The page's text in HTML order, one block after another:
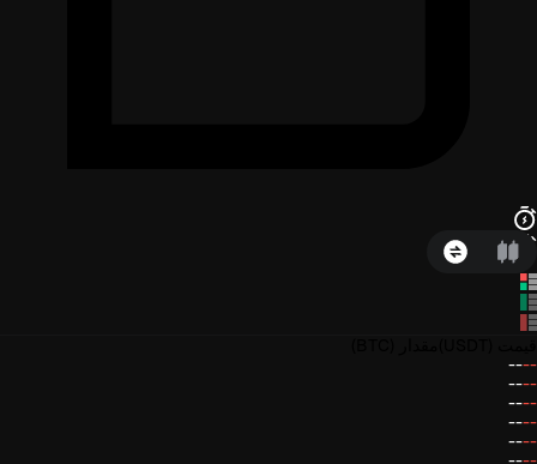
--
--
--
--
--
--
--
--
--
--